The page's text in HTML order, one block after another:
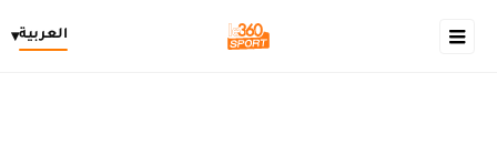
العربية▾